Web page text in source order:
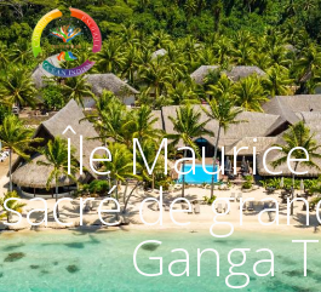
Île
sacré de
Ganga